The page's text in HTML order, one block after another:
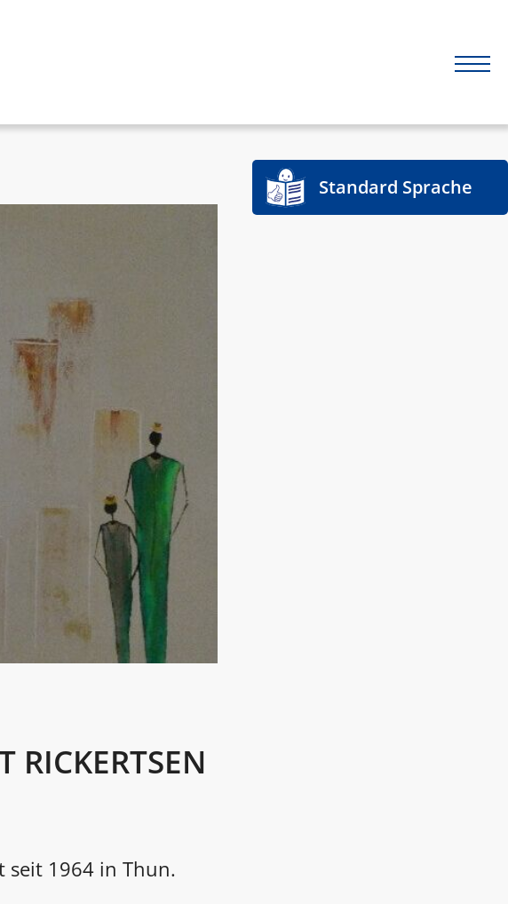
Standard Sprache
RICKERTSEN
seit 1964 in Thun.